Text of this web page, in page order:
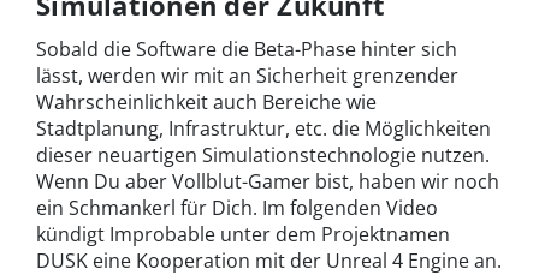
Sobald die Software die Beta-Phase hinter sich
lässt, werden wir mit an Sicherheit grenzender
Wahrscheinlichkeit auch Bereiche wie
Stadtplanung, Infrastruktur, etc. die Möglichkeiten
dieser neuartigen Simulationstechnologie nutzen.
Wenn Du aber Vollblut-Gamer bist, haben wir noch
ein Schmankerl für Dich. Im folgenden Video
kündigt Improbable unter dem Projektnamen
DUSK eine Kooperation mit der Unreal 4 Engine an.